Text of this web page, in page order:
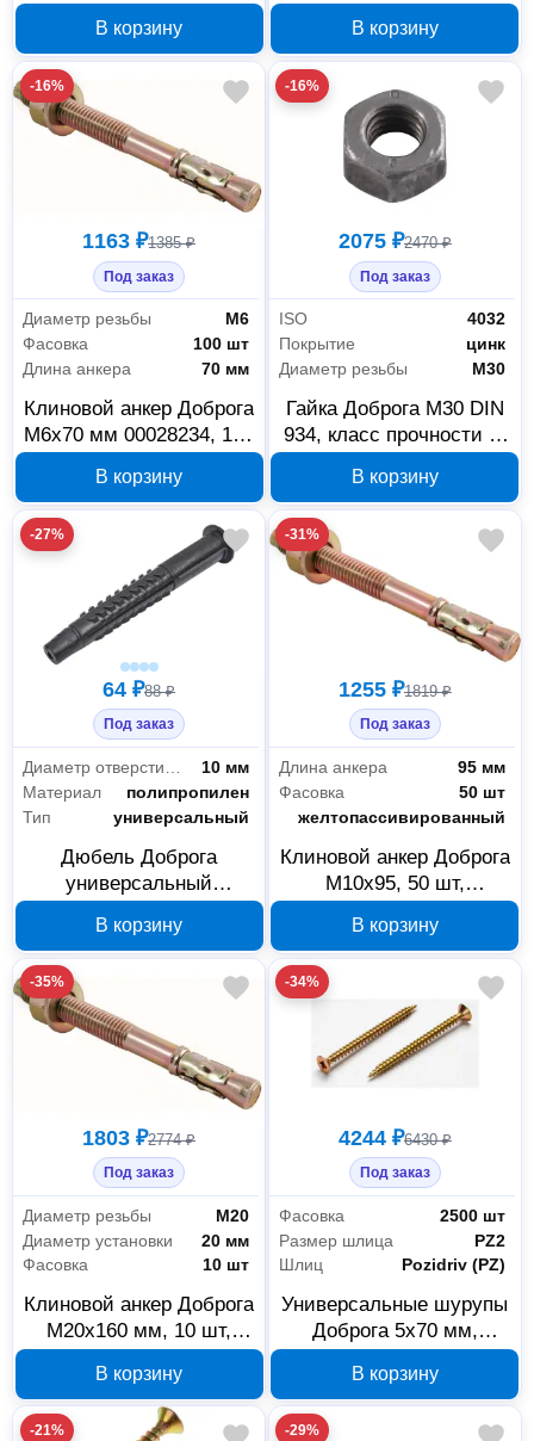
В корзину В корзину
-16%
1163 ₽1385 ₽
Под заказ
Диаметр резьбы
М6
Фасовка
100 шт
Длина анкера
70 мм
Клиновой анкер Доброга
М6x70 мм 00028234, 100
В корзину
-16%
2075 ₽2470 ₽
Под заказ
ISO
4032
Покрытие
цинк
Диаметр резьбы
М30
Гайка Доброга М30 DIN
934, класс прочности 8,
В корзину
-27%
64 ₽88 ₽
Под заказ
10 мм
Материал
полипропилен
Тип
универсальный
Дюбель Доброга
универсальный
шт, 00027219
В корзину
-31%
1255 ₽1819 ₽
Под заказ
Длина анкера
95 мм
Фасовка
50 шт
Покрытие
желтопассивированный
Клиновой анкер Доброга
М10х95, 50 шт,
В корзину
-35%
1803 ₽2774 ₽
Под заказ
Диаметр резьбы
М20
Диаметр установки
20 мм
Фасовка
10 шт
Клиновой анкер Доброга
М20х160 мм, 10 шт,
В корзину
-34%
4244 ₽6430 ₽
Под заказ
Фасовка
2500 шт
Размер шлица
PZ2
Шлиц
Pozidriv (PZ)
Универсальные шурупы
Доброга 5x70 мм,
В корзину
-21% -29%